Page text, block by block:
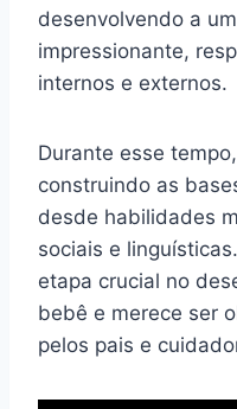
desenvolvendo a
impressionante,
internos e externos.
Durante esse
construindo as
desde habilidades
sociais e
etapa crucial no
bebê e merece ser
pelos pais e